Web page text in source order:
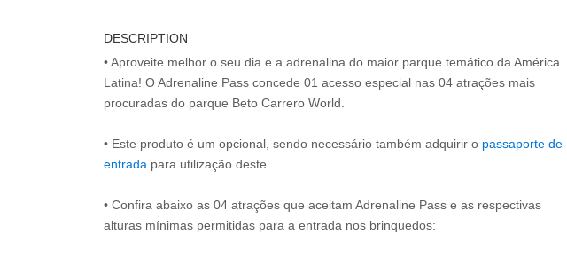
DESCRIPTION
• Aproveite melhor o seu dia e a adrenalina do maior parque temático da América
Latina! O Adrenaline Pass concede 01 acesso especial nas 04 atrações mais
procuradas do parque Beto Carrero World.
• Este produto é um opcional, sendo necessário também adquirir o passaporte de
entrada para utilização deste.
• Confira abaixo as 04 atrações que aceitam Adrenaline Pass e as respectivas
alturas mínimas permitidas para a entrada nos brinquedos: